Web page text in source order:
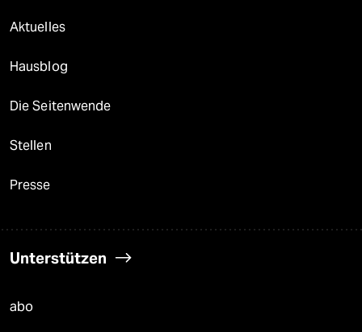
Aktuelles
Hausblog
Die Seitenwende
Stellen
Presse
Unterstützen
abo